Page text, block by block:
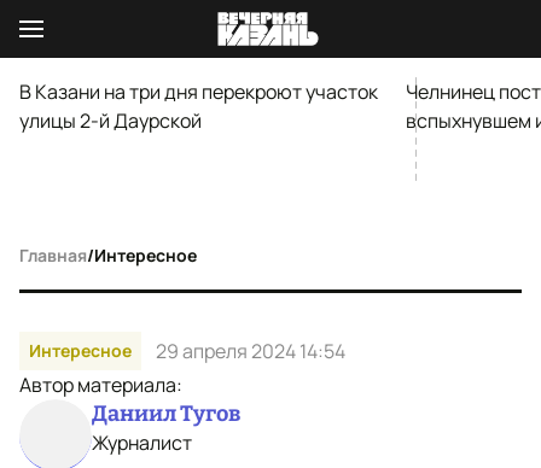
В Казани на три дня перекроют участок
улицы 2-й Даурской
Челнинец
вспыхнувшем
Главная/Интересное
Интересное
29 апреля 2024 14:54
Автор материала:
Даниил Тугов
Журналист